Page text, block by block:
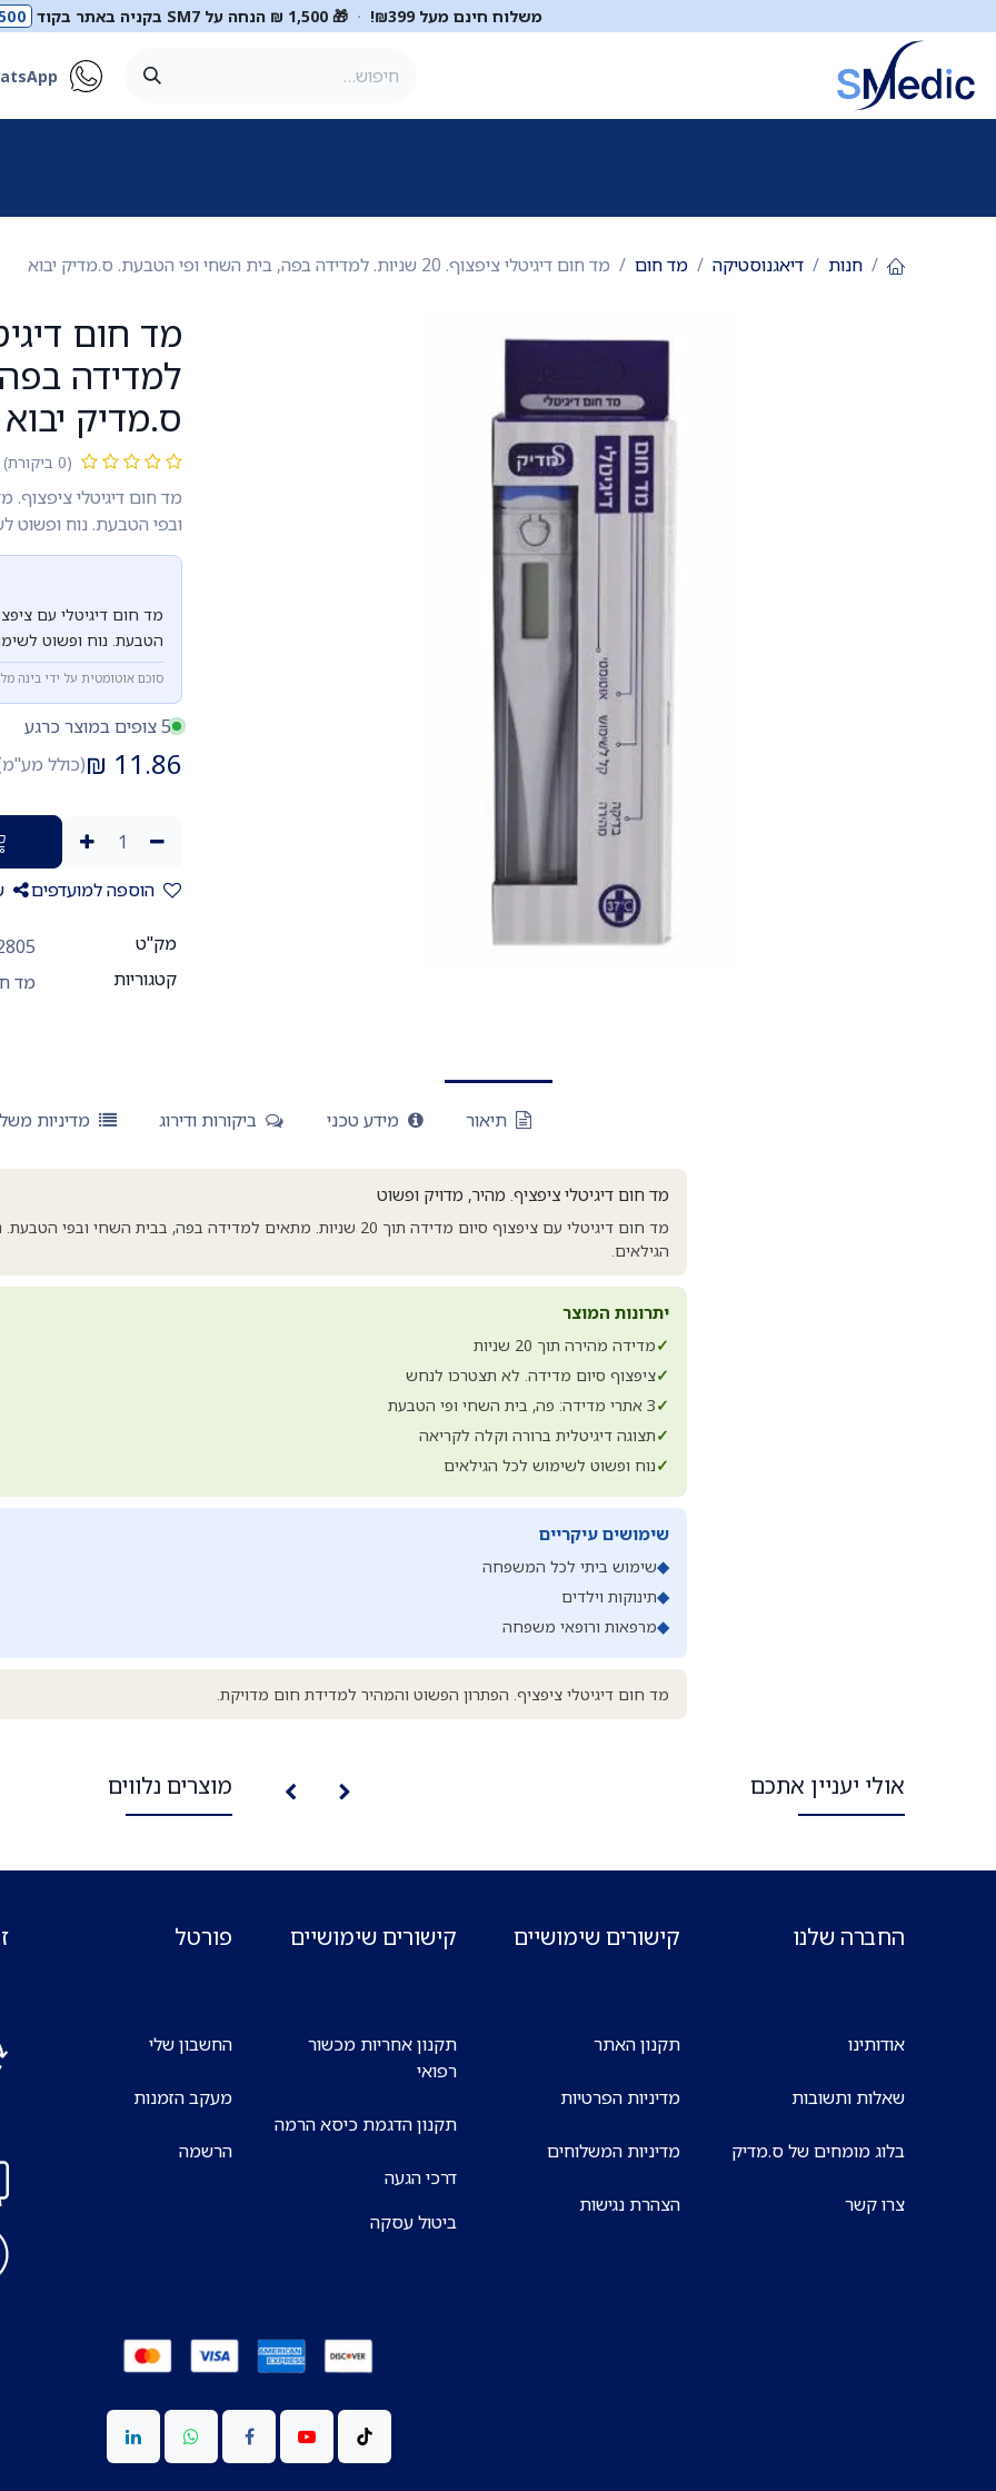
משלוח חינם מעל ₪399! · 🎁 1,500 ₪ הנחה על SM7 בקניה באתר בקוד
חנות דיאגנוסטיקה מד חום מד חום דיגיטלי ציפצוף. 20 שניות. למדידה בפה, בית השחי ופי הטבעת. ס.מדיק יבוא
למדידה
ס.מדיק יבוא
(0 ביקורת)
ובפי הטבעת. נוח ופשוט
הטבעת. נוח ופשוט
סוכם אוטומטית על ידי בינה
5 צופים במוצר כרגע
11.86
₪(כולל
הוספה למועדפים
מק"ט
קטגוריות
מד
תיאור מידע טכני ביקורות ודירוג מדיניות
מד חום דיגיטלי ציפציף. מהיר, מדויק ופשוט
מד חום דיגיטלי עם ציפצוף סיום מדידה תוך 20 שניות. מתאים למדידה בפה, בבית
הגילאים.
יתרונות המוצר
✓מדידה מהירה תוך 20 שניות
✓ציפצוף סיום מדידה. לא תצטרכו לנחש
✓3 אתרי מדידה: פה, בית השחי ופי הטבעת
✓תצוגה דיגיטלית ברורה וקלה לקריאה
✓נוח ופשוט לשימוש לכל הגילאים
שימושים עיקריים
◆שימוש ביתי לכל המשפחה
◆תינוקות וילדים
◆מרפאות ורופאי משפחה
מד חום דיגיטלי ציפציף. הפתרון הפשוט והמהיר למדידת חום מדויקת.
אולי יעניין אתכם מוצרים נלווים
החברה שלנו
אודותינו
שאלות ותשובות
בלוג מומחים של ס.מדיק
צרו קשר
קישורים שימושיים
תקנון האתר
מדיניות הפרטיות
מדיניות המשלוחים
הצהרת נגישות
קישורים שימושיים
תקנון אחריות מכשור
רפואי
תקנון הדגמת כיסא הרמה
דרכי הגעה
ביטול עסקה
פורטל
החשבון שלי
מעקב הזמנות
הרשמה